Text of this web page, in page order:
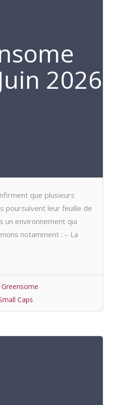
2026
que plusieurs
poursuivent leur feuille de
un environnement qui
notamment : – La
Greensome
Caps